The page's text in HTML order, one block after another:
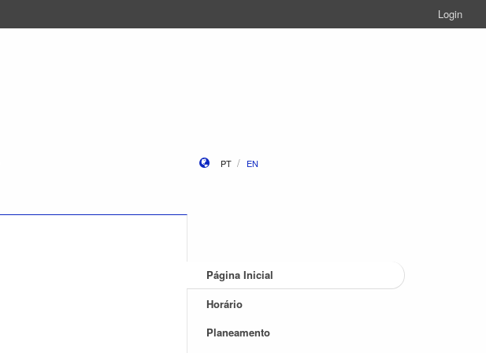
Login
PT EN
Página Inicial
Horário
Planeamento